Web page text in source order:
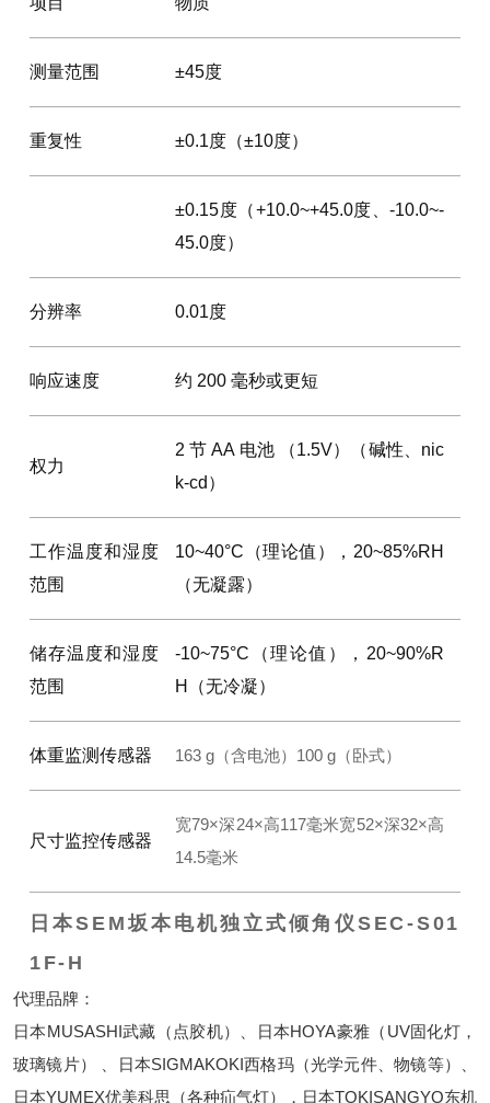
测量范围 ±45度
重复性 ±0.1度（±10度）
±0.15度（+10.0~+45.0度、-10.0~-
45.0度）
分辨率 0.01度
响应速度 约 200 毫秒或更短
权力
2 节 AA 电池 （1.5V）（碱性、nic
k-cd）
工作温度和湿度
范围
10~40°C（理论值），20~85%RH
（无凝露）
储存温度和湿度
范围
-10~75°C（理论值），20~90%R
H（无冷凝）
体重监测传感器 163 g（含电池） 100 g（卧式）
尺寸监控传感器
宽79×深24×高117毫米宽52×深32×高
14.5毫米
日本SEM坂本电机独立式倾角仪SEC-S01
1F-H
代理品牌：
日本MUSASHI武藏（点胶机）、日本HOYA豪雅（UV固化灯，
玻璃镜片） 、日本SIGMAKOKI西格玛（光学元件、物镜等）、
日本YUMEX优美科思（各种疝气灯），日本TOKISANGYO东机